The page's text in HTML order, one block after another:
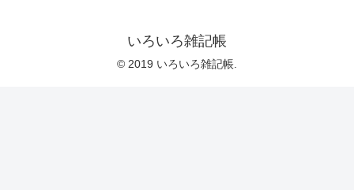
いろいろ雑記帳
© 2019 いろいろ雑記帳.